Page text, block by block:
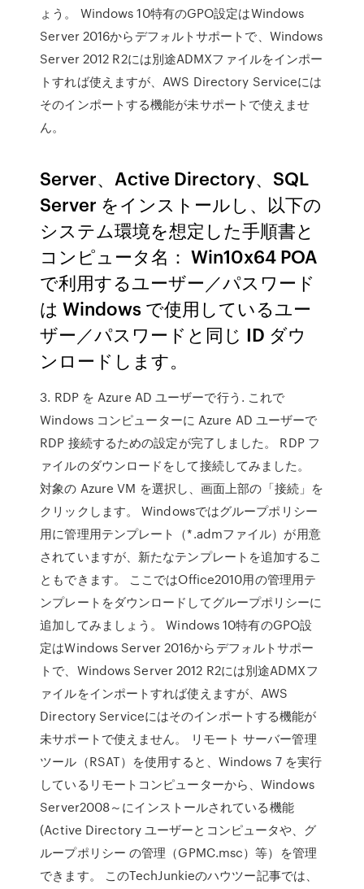
ょう。 Windows 10特有のGPO設定はWindows
Server 2016からデフォルトサポートで、Windows
Server 2012 R2には別途ADMXファイルをインポー
トすれば使えますが、AWS Directory Serviceには
そのインポートする機能が未サポートで使えませ
ん。
Server、Active Directory、SQL
Server をインストールし、以下の
システム環境を想定した手順書と
コンピュータ名： Win10x64 POA
で利用するユーザー／パスワード
は Windows で使用しているユー
ザー／パスワードと同じ ID ダウ
ンロードします。
3. RDP を Azure AD ユーザーで行う. これで
Windows コンピューターに Azure AD ユーザーで
RDP 接続するための設定が完了しました。 RDP フ
ァイルのダウンロードをして接続してみました。
対象の Azure VM を選択し、画面上部の「接続」を
クリックします。 Windowsではグループポリシー
用に管理用テンプレート（*.admファイル）が用意
されていますが、新たなテンプレートを追加するこ
ともできます。 ここではOffice2010用の管理用テ
ンプレートをダウンロードしてグループポリシーに
追加してみましょう。 Windows 10特有のGPO設
定はWindows Server 2016からデフォルトサポー
トで、Windows Server 2012 R2には別途ADMXフ
ァイルをインポートすれば使えますが、AWS
Directory Serviceにはそのインポートする機能が
未サポートで使えません。 リモート サーバー管理
ツール（RSAT）を使用すると、Windows 7 を実行
しているリモートコンピューターから、Windows
Server2008～にインストールされている機能
(Active Directory ユーザーとコンピュータや、グ
ループポリシー の管理（GPMC.msc）等）を管理
できます。 このTechJunkieのハウツー記事では、